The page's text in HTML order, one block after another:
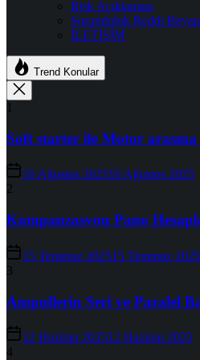
Risk Açıklaması
Sorumluluk Reddi
İLETİŞİM
Trend Konular
1
Soft starter ile Motor
10 Ağustos 202510 Ağustos 2025
2
Kompanzasyon Pano
15 Temmuz 202515 Temmuz 2025
3
Ampullerin Seri ve Paralel
12 Haziran 202512 Haziran 2025
4